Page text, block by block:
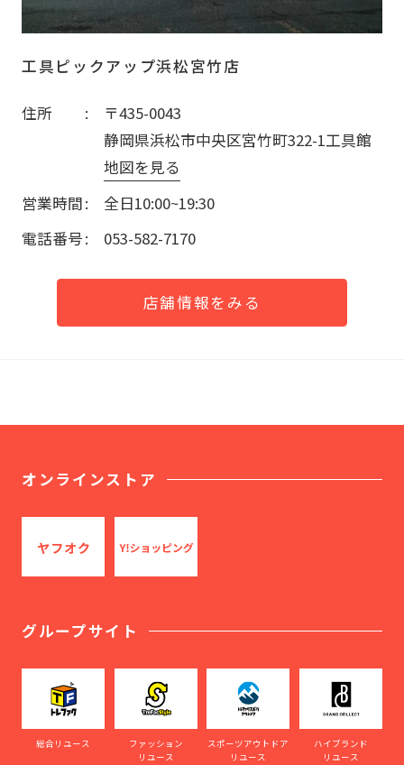
工具ピックアップ浜松宮竹店
住所
〒435-0043
静岡県浜松市中央区宮竹町322-1工具館
地図を見る
営業時間
全日10:00~19:30
電話番号
053-582-7170
店舗情報をみる
オンラインストア
グループサイト
総合リユース
ファッション
リユース
スポーツアウトドア
リユース
ハイブランド
リユース